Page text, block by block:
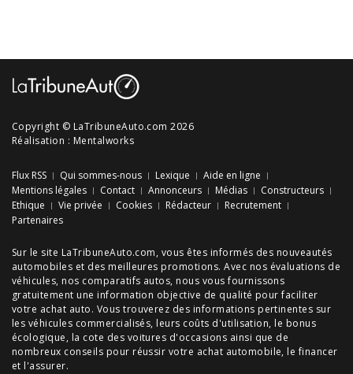
Copyright © LaTribuneAuto.com 2026
Réalisation : Mentalworks
Flux RSS Qui sommes-nous Lexique
Aide en ligne
Mentions légales
Contact Annonceurs Médias
Constructeurs
Ethique
Vie privée Cookies Rédacteur
Recrutement
Partenaires
Sur le site LaTribuneAuto.com, vous êtes informés des nouveautés
automobiles et des meilleures promotions. Avec nos évaluations de
véhicules, nos comparatifs autos, nous vous fournissons
gratuitement une information objective de qualité pour faciliter
votre achat auto. Vous trouverez des informations pertinentes sur
les véhicules commercialisés, leurs coûts d'utilisation, le bonus
écologique, la cote des voitures d'occasions ainsi que de
nombreux conseils pour réussir votre achat automobile, le financer
et l'assurer.